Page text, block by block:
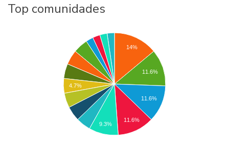
Top comunidades
14%
11.6%
11.6%
11.6%
4.7%
9.3%